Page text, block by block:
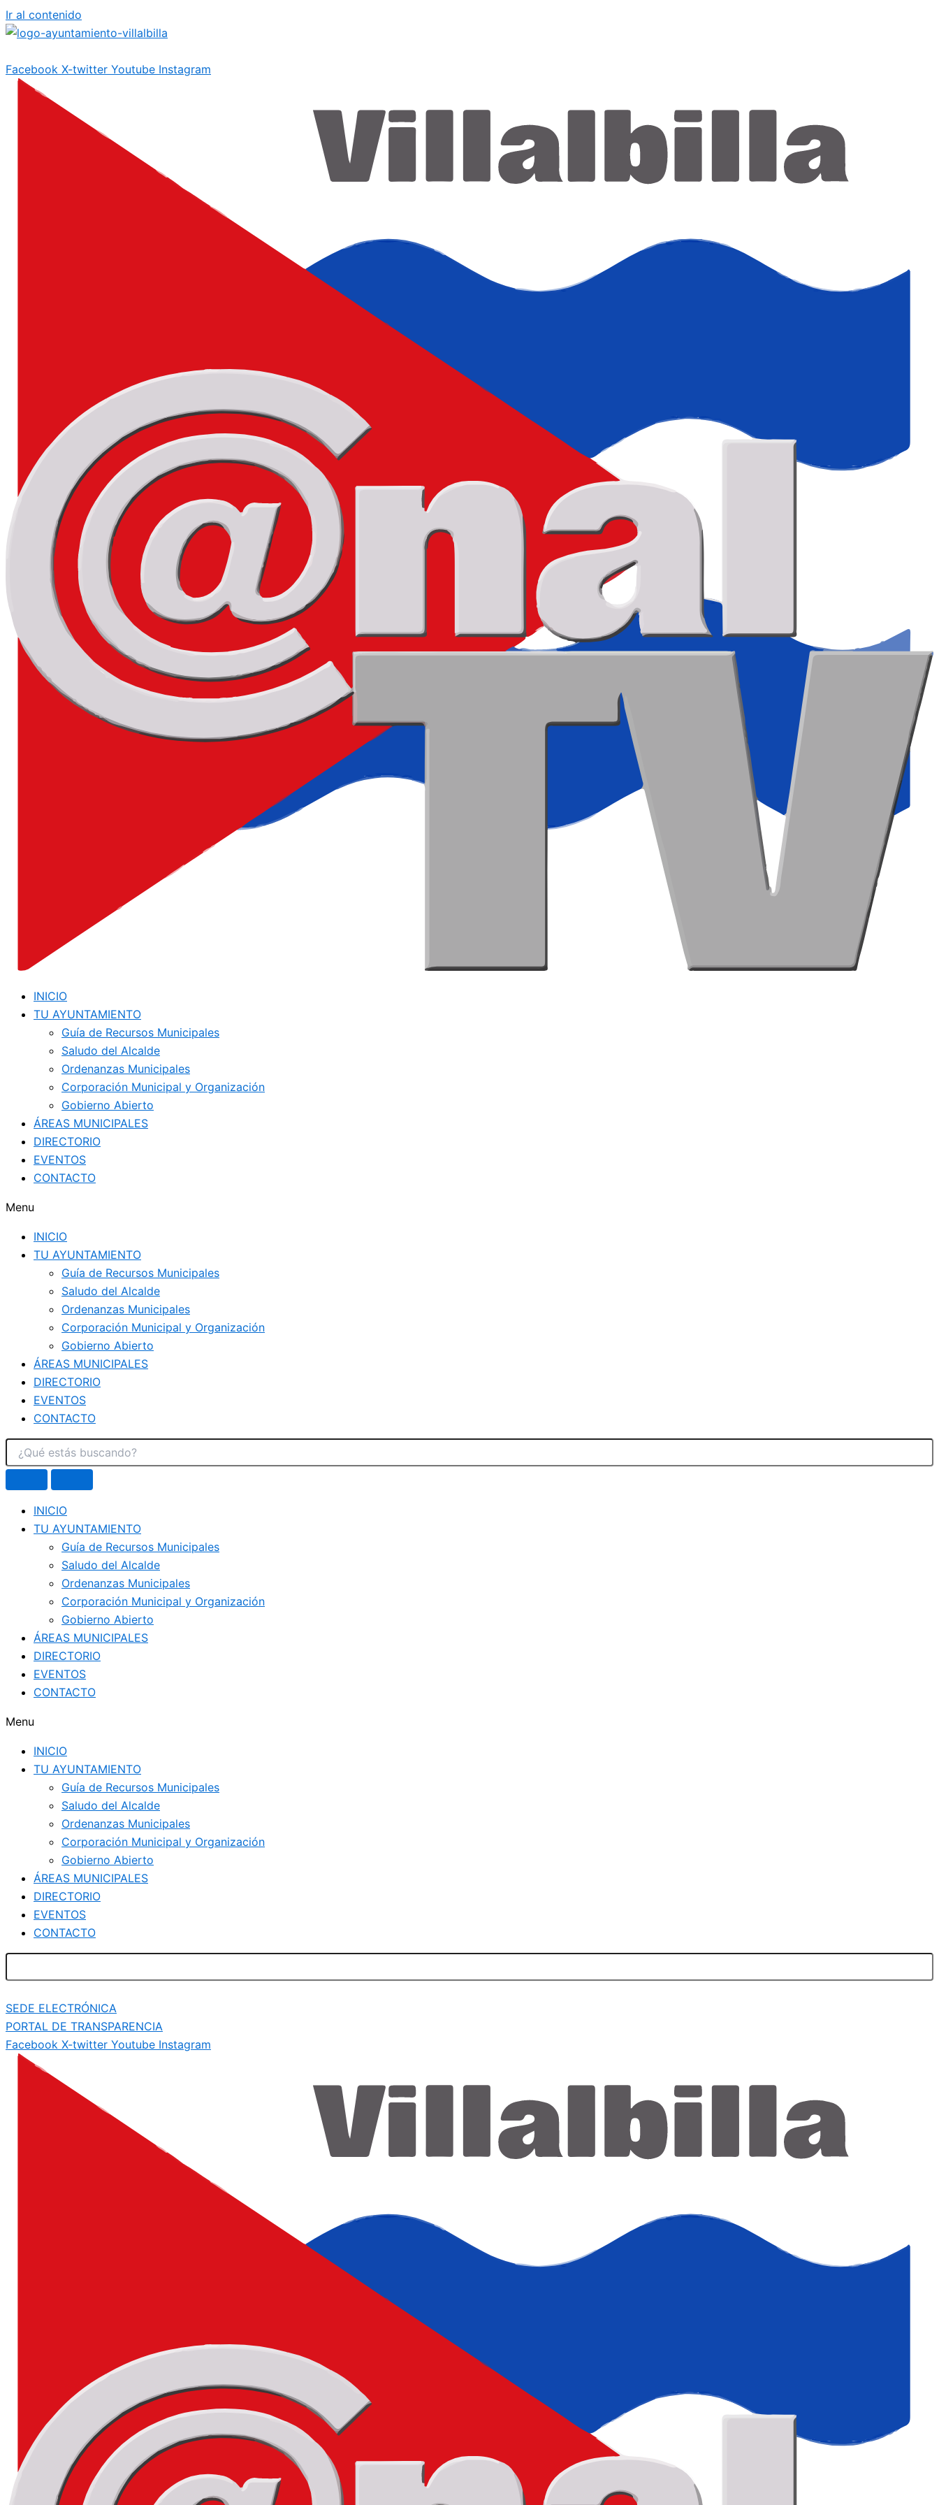
Ir al contenido
Facebook X-twitter Youtube Instagram
INICIO
TU AYUNTAMIENTO
Guía de Recursos Municipales
Saludo del Alcalde
Ordenanzas Municipales
Corporación Municipal y Organización
Gobierno Abierto
ÁREAS MUNICIPALES
DIRECTORIO
EVENTOS
CONTACTO
Menu
INICIO
TU AYUNTAMIENTO
Guía de Recursos Municipales
Saludo del Alcalde
Ordenanzas Municipales
Corporación Municipal y Organización
Gobierno Abierto
ÁREAS MUNICIPALES
DIRECTORIO
EVENTOS
CONTACTO
INICIO
TU AYUNTAMIENTO
Guía de Recursos Municipales
Saludo del Alcalde
Ordenanzas Municipales
Corporación Municipal y Organización
Gobierno Abierto
ÁREAS MUNICIPALES
DIRECTORIO
EVENTOS
CONTACTO
Menu
INICIO
TU AYUNTAMIENTO
Guía de Recursos Municipales
Saludo del Alcalde
Ordenanzas Municipales
Corporación Municipal y Organización
Gobierno Abierto
ÁREAS MUNICIPALES
DIRECTORIO
EVENTOS
CONTACTO
SEDE ELECTRÓNICA
PORTAL DE TRANSPARENCIA
Facebook X-twitter Youtube Instagram